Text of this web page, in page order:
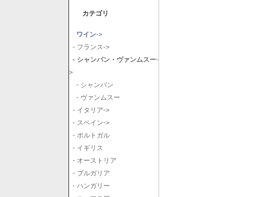
カテゴリ
ワイン->
- フランス->
- シャンパン・ヴァンムスー-
>
- シャンパン
- ヴァンムスー
- イタリア->
- スペイン->
- ポルトガル
- イギリス
- オーストリア
- ブルガリア
- ハンガリー